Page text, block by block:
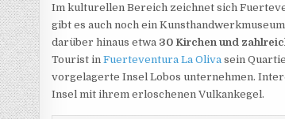
Im kulturellen Bereich zeichnet sich
gibt es auch noch ein
darüber hinaus etwa 30 Kirchen und
Tourist inFuerteventura La Oliva sein
vorgelagerte Insel Lobos unternehmen.
Insel mit ihrem erloschenen Vulkankegel.